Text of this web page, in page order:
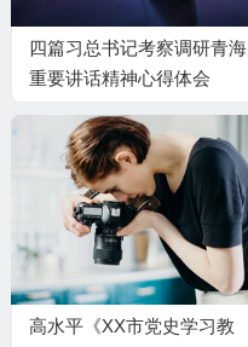
四篇习总书记考察调研青海
重要讲话精神心得体会
高水平《XX市党史学习教